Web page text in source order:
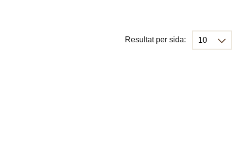
Resultat per sida: